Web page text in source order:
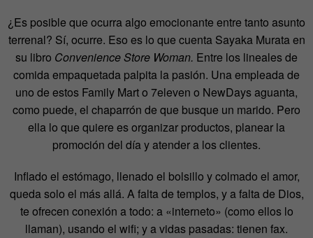
¿Es posible que ocurra algo emocionante entre tanto asunto
terrenal? Sí, ocurre. Eso es lo que cuenta Sayaka Murata en
su libro Convenience Store Woman. Entre los lineales de
comida empaquetada palpita la pasión. Una empleada de
uno de estos Family Mart o 7eleven o NewDays aguanta,
como puede, el chaparrón de que busque un marido. Pero
ella lo que quiere es organizar productos, planear la
promoción del día y atender a los clientes.
Inflado el estómago, llenado el bolsillo y colmado el amor,
queda solo el más allá. A falta de templos, y a falta de Dios,
te ofrecen conexión a todo: a «interneto» (como ellos lo
llaman), usando el wifi; y a vidas pasadas: tienen fax.